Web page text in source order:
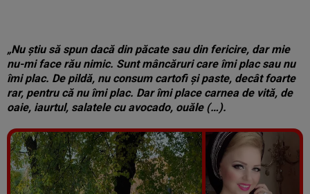
„Nu știu să spun dacă din păcate sau din fericire, dar mie
nu-mi face rău nimic. Sunt mâncăruri care îmi plac sau nu
îmi plac. De pildă, nu consum cartofi și paste, decât foarte
rar, pentru că nu îmi plac. Dar îmi place carnea de vită, de
oaie, iaurtul, salatele cu avocado, ouăle (…).